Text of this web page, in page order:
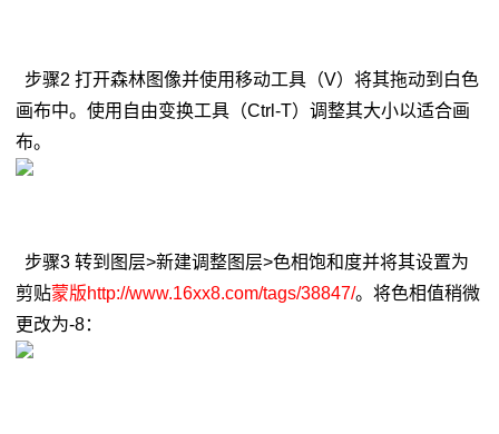
步骤2 打开森林图像并使用移动工具（V）将其拖动到白色
画布中。使用自由变换工具（Ctrl-T）调整其大小以适合画
布。
步骤3 转到图层>新建调整图层>色相饱和度并将其设置为
剪贴蒙版http://www.16xx8.com/tags/38847/。将色相值稍微
更改为-8：